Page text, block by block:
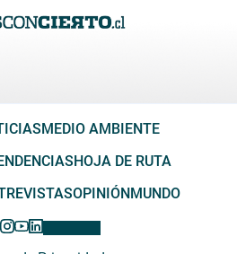
MEDIO AMBIENTE
HOJA DE RUTA
OPINIÓNMUNDO